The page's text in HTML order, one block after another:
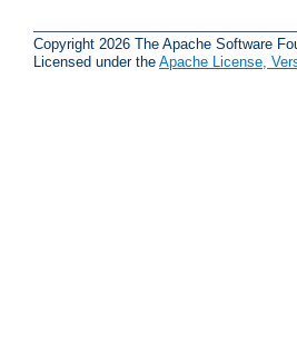
Copyright 2026 The Apache Software
Licensed under the Apache License,